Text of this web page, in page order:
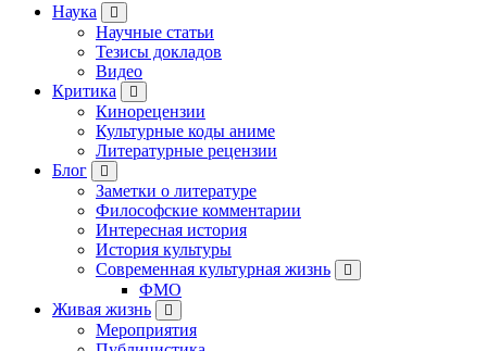
Наука
Научные статьи
Тезисы докладов
Видео
Критика
Кинорецензии
Культурные коды аниме
Литературные рецензии
Блог
Заметки о литературе
Философские комментарии
Интересная история
История культуры
Современная культурная жизнь
ФМО
Живая жизнь
Мероприятия